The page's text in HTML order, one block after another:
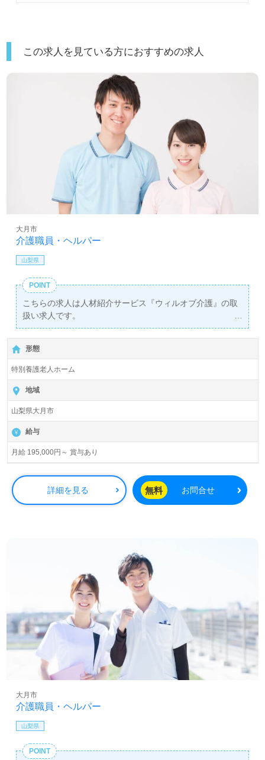
この求人を見ている方におすすめの求人
介護職員・ヘルパー
大月市
山梨県
POINT
こちらの求人は人材紹介サービス『ウィルオブ介護』の取
扱い求人です。
詳細に関してお気軽にご相談ください♪
【無料】で皆さんの転職活動をサポートいたします。
形態
特別養護老人ホーム
地域
山梨県大月市
給与
月給 195,000円～ 賞与あり
詳細を見る 無料 お問合せ
介護職員・ヘルパー
大月市
山梨県
POINT